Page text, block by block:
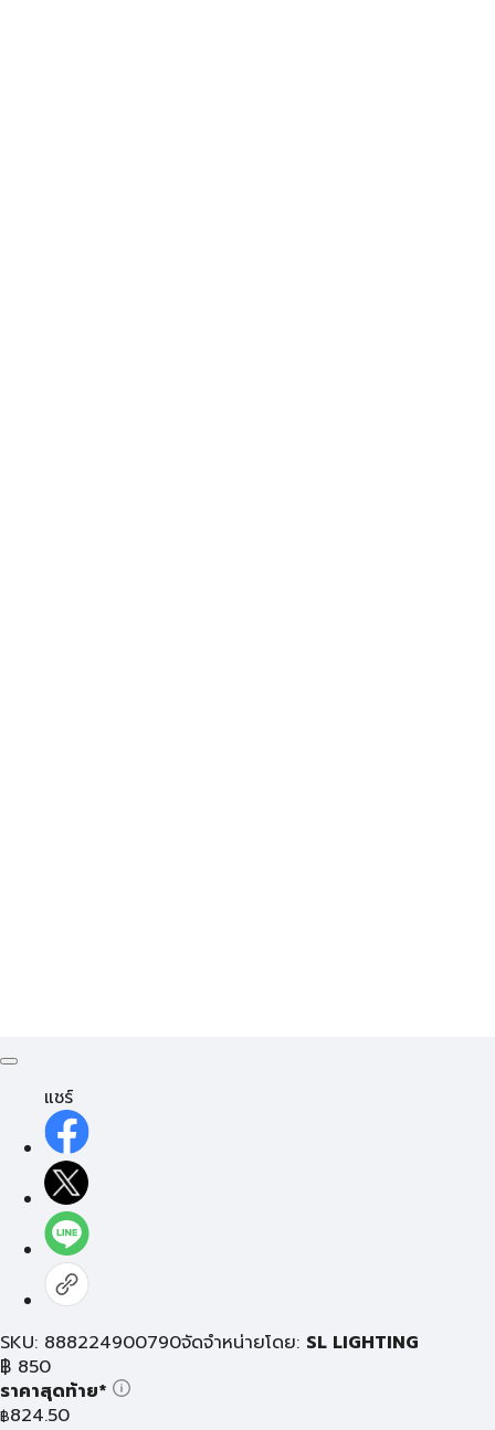
แชร์
SKU: 888224900790จัดจำหน่ายโดย: SL LIGHTING
฿ 850
ราคาสุดท้าย*
฿824.50